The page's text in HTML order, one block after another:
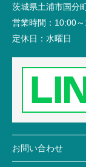
茨城県土浦市国分
営業時間： 10:00
定休日： 水曜日
お問い合わせ